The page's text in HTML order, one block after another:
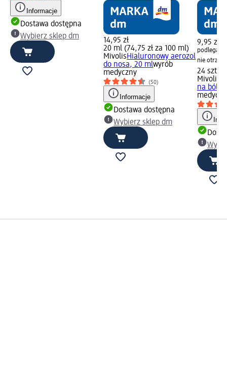
Informacje
Dostawa dostępna
Wybierz sklep dm
14,95 zł
20 ml (74,75 zł za 100 ml)
MivolisHialuronowy aerozol
do nosa, 20 mlwyrób
medyczny
(50)
Informacje
Dostawa dostępna
Wybierz sklep dm
9,95 zł
podlega
nie
24 szt.
Mivolis
na ból